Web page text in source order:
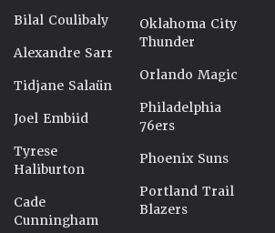
Bilal Coulibaly
Alexandre Sarr
Tidjane Salaün
Joel Embiid
Tyrese
Haliburton
Cade
Cunningham
Oklahoma City
Thunder
Orlando Magic
Philadelphia
76ers
Phoenix Suns
Portland Trail
Blazers